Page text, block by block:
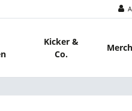
Kicker &
Co.